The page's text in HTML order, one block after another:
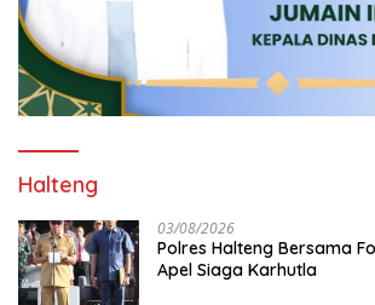
Halteng
03/08/2026
Polres Halteng Bersama
Apel Siaga Karhutla